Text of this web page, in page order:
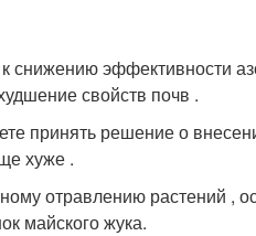
снижению эффективности
свойств почв .
принять решение о
хуже .
отравлению растений ,
майского жука.